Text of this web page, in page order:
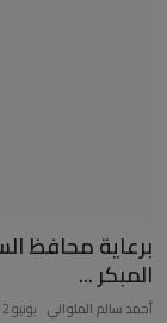
برعاية محافظ
المبكر ...
أحمد سالم الملواني يونيو 12, 2026